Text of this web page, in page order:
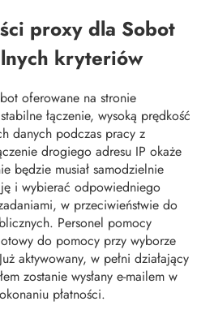
proxy dla Sobot
kryteriów
oferowane na stronie
łączenie, wysoką prędkość
danych podczas pracy z
drogiego adresu IP okaże
będzie musiał samodzielnie
i wybierać odpowiedniego
w przeciwieństwie do
Personel pomocy
do pomocy przy wyborze
aktywowany, w pełni działający
zostanie wysłany e-mailem w
płatności.